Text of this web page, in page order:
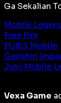
Ga Sekalian
Mobile
Free Fire
PUBG Mobile
Genshin
Joki Mobile
Vexa Game